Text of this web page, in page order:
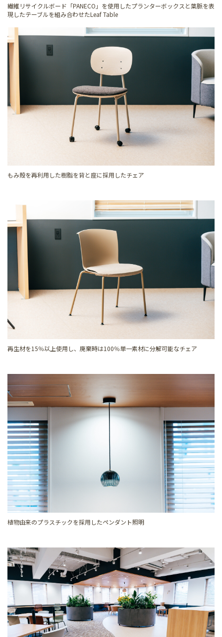
繊維リサイクルボード「PANECO」を使用したプランターボックスと葉脈を表
現したテーブルを組み合わせたLeaf Table
もみ殻を再利用した樹脂を背と座に採用したチェア
再生材を15％以上使用し、廃棄時は100％単一素材に分解可能なチェア
植物由来のプラスチックを採用したペンダント照明